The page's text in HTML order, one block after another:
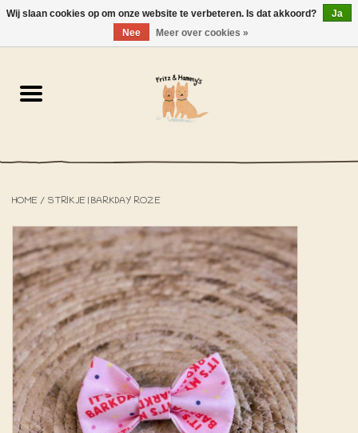
NL-EN 0 Artikelen - €0,00
De Winkel
Het Strandhuisje
De Blog
Over ons
HOME / STRIKJE | BARKDAY ROZE
Wij slaan cookies op om onze website te verbeteren. Is dat akkoord?
Ja
Nee
Meer over cookies »